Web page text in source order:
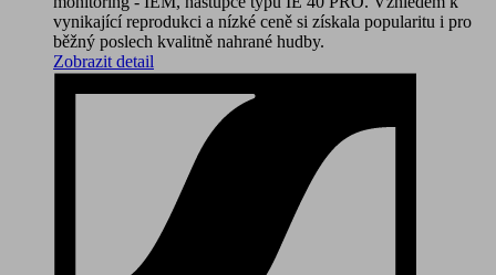
vynikající reprodukci a nízké ceně si získala popularitu i pro
běžný poslech kvalitně nahrané hudby.
Zobrazit detail